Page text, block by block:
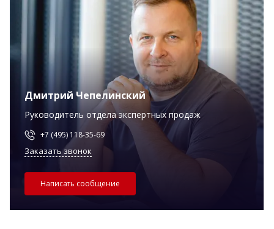
Дмитрий Чепелинский
Руководитель отдела экспертных продаж
+7 (495) 118-35-69
Заказать звонок
Написать сообщение